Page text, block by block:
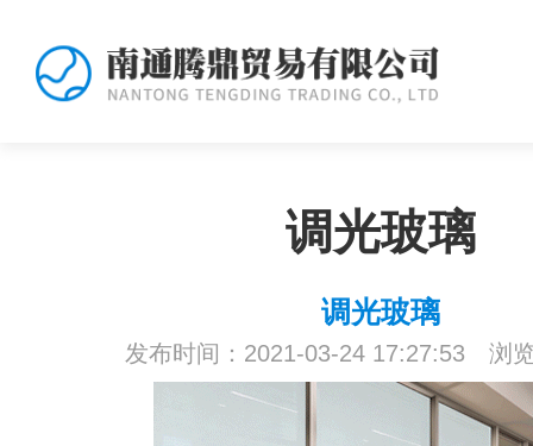
调光玻璃
调光玻璃
发布时间：2021-03-24 17:27:53 浏